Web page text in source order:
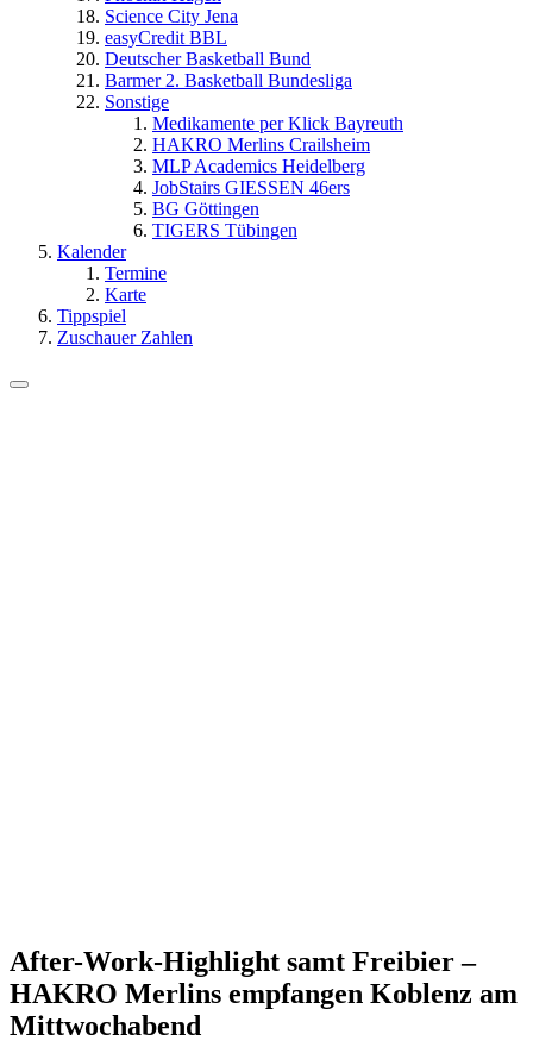
Science City Jena
easyCredit BBL
Deutscher Basketball Bund
Barmer 2. Basketball Bundesliga
Sonstige
Medikamente per Klick Bayreuth
HAKRO Merlins Crailsheim
MLP Academics Heidelberg
JobStairs GIESSEN 46ers
BG Göttingen
TIGERS Tübingen
Kalender
Termine
Karte
Tippspiel
Zuschauer Zahlen
After-Work-Highlight samt Freibier –
HAKRO Merlins empfangen Koblenz am
Mittwochabend